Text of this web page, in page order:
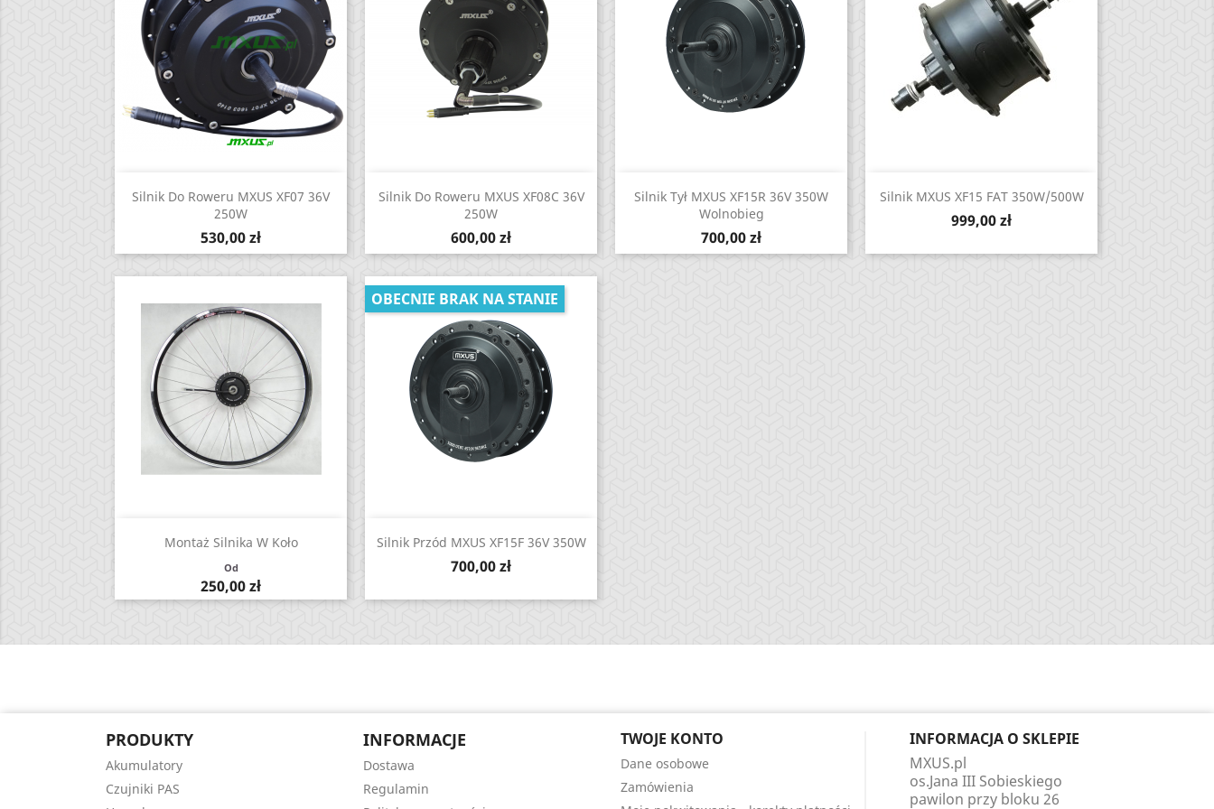
Silnik Do Roweru MXUS XF07 36V
250W
Cena
530,00 zł
Zobacz
Silnik Do Roweru MXUS XF08C 36V
250W
Cena
600,00 zł
Zobacz
Silnik Tył MXUS XF15R 36V 350W
Wolnobieg
Cena
700,00 zł
Zobacz Silnik MXUS XF15 FAT 350W/500W
Cena
999,00 zł
Zobacz
Montaż Silnika W Koło
Od
Cena
250,00 zł
Zobacz Silnik Przód MXUS XF15F 36V 350W
Cena
700,00 zł
OBECNIE BRAK NA STANIE
Zobacz
PRODUKTY
Akumulatory
Czujniki PAS
INFORMACJE
Dostawa
Regulamin
TWOJE KONTO
Dane osobowe
Zamówienia
INFORMACJA O SKLEPIE
MXUS.pl
os.Jana III Sobieskiego
pawilon przy bloku 26